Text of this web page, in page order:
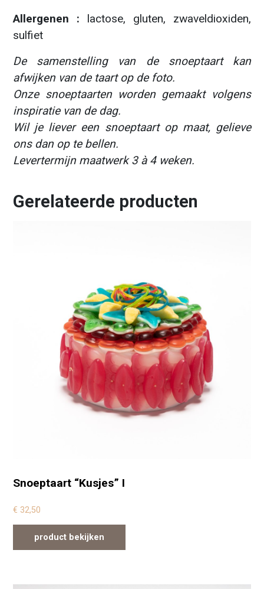
Allergenen : lactose, gluten, zwaveldioxiden,
sulfiet
De samenstelling van de snoeptaart kan
afwijken van de taart op de foto.
Onze snoeptaarten worden gemaakt volgens
inspiratie van de dag.
Wil je liever een snoeptaart op maat, gelieve
ons dan op te bellen.
Levertermijn maatwerk 3 à 4 weken.
Gerelateerde producten
Snoeptaart “Kusjes” I
€ 32,50
product bekijken